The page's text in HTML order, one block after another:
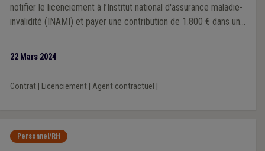
notifier le licenciement à l’Institut national d'assurance maladie-
invalidité (INAMI) et payer une contribution de 1.800 € dans un
22 Mars 2024
Contrat| Licenciement| Agent contractuel
Personnel/RH